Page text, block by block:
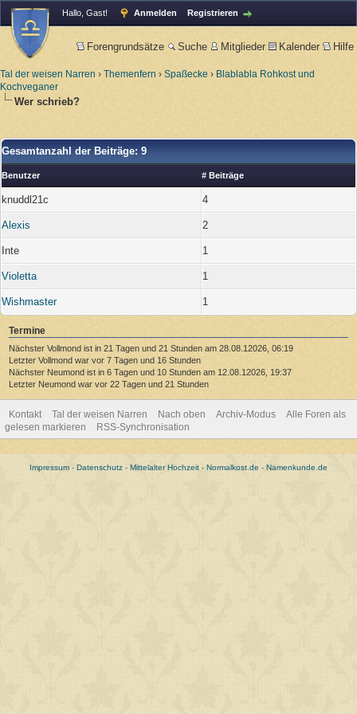
Hallo, Gast! Anmelden Registrieren
Forengrundsätze Suche Mitglieder Kalender Hilfe
Tal der weisen Narren › Themenfern › Spaßecke › Blablabla Rohkost und
Kochveganer
Wer schrieb?
Gesamtanzahl der Beiträge: 9
Benutzer # Beiträge
knuddl21c 4
Alexis 2
Inte 1
Violetta 1
Wishmaster 1
Termine
Nächster Vollmond ist in 21 Tagen und 21 Stunden am 28.08.12026, 06:19
Letzter Vollmond war vor 7 Tagen und 16 Stunden
Nächster Neumond ist in 6 Tagen und 10 Stunden am 12.08.12026, 19:37
Letzter Neumond war vor 22 Tagen und 21 Stunden
Kontakt Tal der weisen Narren Nach oben Archiv-Modus
Alle Foren als
gelesen markieren
RSS-Synchronisation
Impressum - Datenschutz - Mittelalter Hochzeit - Normalkost.de - Namenkunde.de